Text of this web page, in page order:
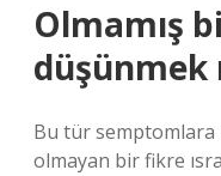
Olmamış
düşünmek
Bu tür semptomlara
olmayan bir fikre